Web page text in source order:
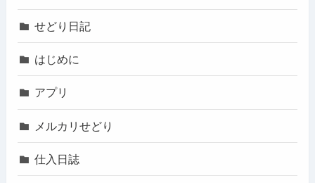
せどり日記
はじめに
アプリ
メルカリせどり
仕入日誌